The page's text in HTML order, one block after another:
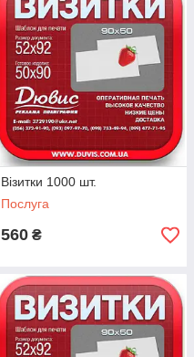
Візитки 1000 шт.
Послуга
560 ₴